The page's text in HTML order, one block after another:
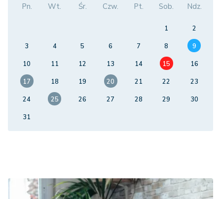
Pn. Wt. Śr. Czw. Pt. Sob. Ndz.
1
2
3
4 5 6 7 8
9
10
11 12 13 14 15
16
17
18 19 20 21 22
23
24
25 26 27 28 29
30
31